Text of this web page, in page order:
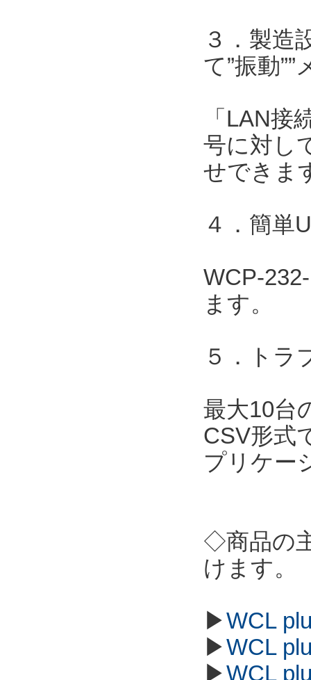
３．製造
て”振動
「LAN
号に対し
せできま
４．簡単
WCP-
ます。
５．トラ
最大10台
CSV形式
プリケー
◇商品の
けます。
▶WCL
▶WCL
▶WCL